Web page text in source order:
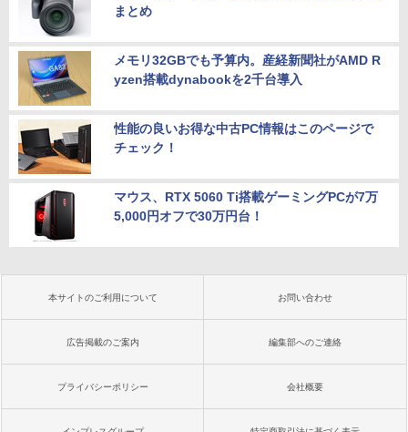
まとめ
メモリ32GBでも予算内。産経新聞社がAMD R
yzen搭載dynabookを2千台導入
性能の良いお得な中古PC情報はこのページで
チェック！
マウス、RTX 5060 Ti搭載ゲーミングPCが7万
5,000円オフで30万円台！
本サイトのご利用について お問い合わせ
広告掲載のご案内 編集部へのご連絡
プライバシーポリシー 会社概要